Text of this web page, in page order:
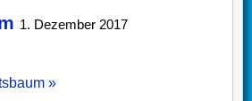
1. Dezember 2017
»